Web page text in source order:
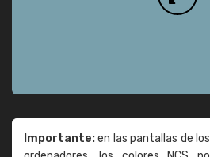
Importante:en las pantallas de los